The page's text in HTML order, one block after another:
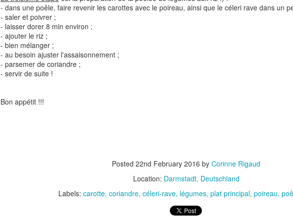
- dans une poêle, faire revenir les carottes avec le poireau, ainsi que le céleri rave dans un
- saler et poivrer ;
- laisser dorer 8 min environ ;
- ajouter le riz ;
- bien mélanger ;
- au besoin ajuster l'assaisonnement ;
- parsemer de coriandre ;
- servir de suite !
Bon appétit !!!
Posted 22nd February 2016 by Corinne Rigaud
Location: Darmstadt, Deutschland
Labels: carotte coriandre céleri-rave légumes plat principal poireau
à la coriandre